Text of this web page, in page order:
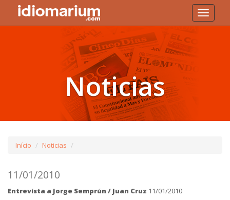
Toggle
Noticias
Início Noticias
11/01/2010
Entrevista a Jorge Semprún / Juan Cruz 11/01/2010